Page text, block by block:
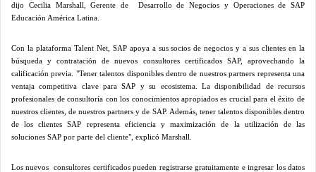
dijo Cecilia Marshall, Gerente de
Desarrollo de Negocios y Operaciones de SAP
Educación América Latina.
Con la plataforma Talent Net, SAP apoya a sus socios de negocios y a sus clientes en la
búsqueda y contratación de nuevos consultores certificados SAP, aprovechando la
calificación previa. "Tener talentos disponibles dentro de nuestros partners representa una
ventaja competitiva clave para SAP y su ecosistema. La disponibilidad de recursos
profesionales de consultoría con los conocimientos apropiados es crucial para el éxito de
nuestros clientes, de nuestros partners y de SAP. Además, tener talentos disponibles dentro
de los clientes SAP representa eficiencia y maximización de la utilización de las
soluciones SAP por parte del cliente", explicó Marshall.
Los nuevos
consultores certificados pueden registrarse gratuitamente e ingresar los datos